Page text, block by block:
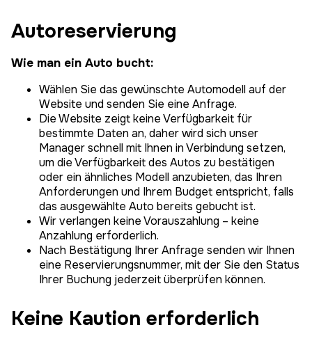
Autoreservierung
Wie man ein Auto bucht:
Wählen Sie das gewünschte Automodell auf der
Website und senden Sie eine Anfrage.
Die Website zeigt keine Verfügbarkeit für
bestimmte Daten an, daher wird sich unser
Manager schnell mit Ihnen in Verbindung setzen,
um die Verfügbarkeit des Autos zu bestätigen
oder ein ähnliches Modell anzubieten, das Ihren
Anforderungen und Ihrem Budget entspricht, falls
das ausgewählte Auto bereits gebucht ist.
Wir verlangen keine Vorauszahlung – keine
Anzahlung erforderlich.
Nach Bestätigung Ihrer Anfrage senden wir Ihnen
eine Reservierungsnummer, mit der Sie den Status
Ihrer Buchung jederzeit überprüfen können.
Keine Kaution erforderlich